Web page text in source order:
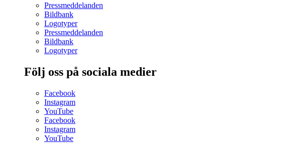
Pressmeddelanden
Bildbank
Logotyper
Pressmeddelanden
Bildbank
Logotyper
Följ oss på sociala medier
Facebook
Instagram
YouTube
Facebook
Instagram
YouTube